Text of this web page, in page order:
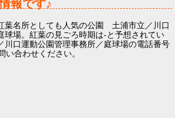
報です♪
葉名所としても人気の公園 土浦市立／川口
球場。紅葉の見ごろ時期は-と予想されてい
川口運動公園管理事務所／庭球場の電話番号
合わせください。